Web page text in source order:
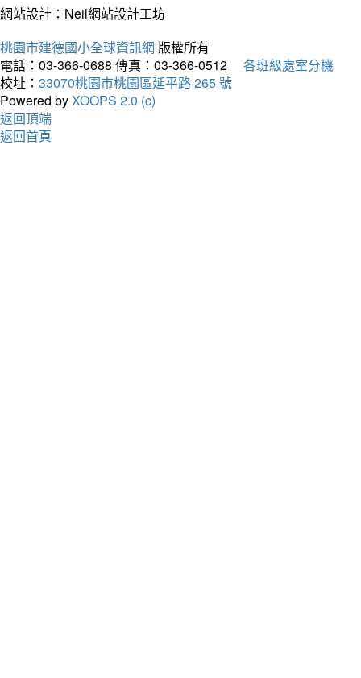
網站設計：Neil網站設計工坊
桃園市建德國小全球資訊網 版權所有
電話：03-366-0688 傳真：03-366-0512
各班級處室分機
校址： 33070桃園市桃園區延平路 265 號
Powered byXOOPS 2.0 (c)
返回頂端
返回首頁